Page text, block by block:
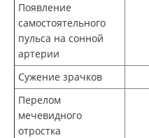
Появление
самостоятельного
пульса на сонной
артерии
Сужение зрачков
Перелом
мечевидного
отростка